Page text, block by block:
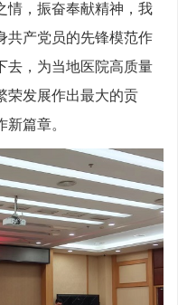
情，振奋奉献精神，我
共产党员的先锋模范作
去，为当地医院高质量
荣发展作出最大的贡
篇章。